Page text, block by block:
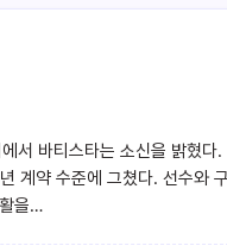
서 바티스타는 소신을 밝혔다.
계약 수준에 그쳤다. 선수와
을…